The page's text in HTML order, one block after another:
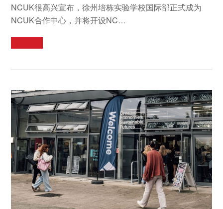
NCUK很高兴宣布，徐州培栋实验学校国际部正式成为
NCUK合作中心，并将开设NC…